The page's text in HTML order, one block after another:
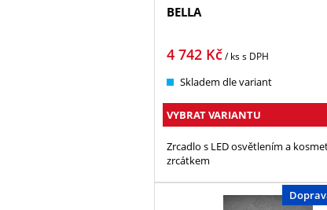
BELLA
4 742Kč/ kss DPH
Skladem dle variant
VYBRAT VARIANTU
Zrcadlo s LED osvětlením a
zrcátkem